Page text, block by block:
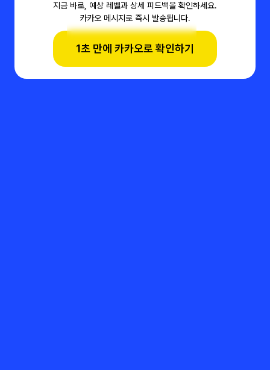
지금 바로, 예상 레벨과 상세 피드백을 확인하세요.
카카오 메시지로 즉시 발송됩니다.
1초 만에 카카오로 확인하기